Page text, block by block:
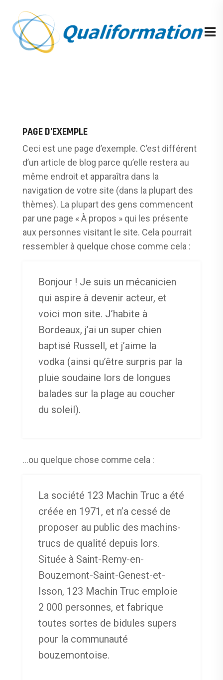
PAGE D’EXEMPLE
Ceci est une page d’exemple. C’est différent
d’un article de blog parce qu’elle restera au
même endroit et apparaîtra dans la
navigation de votre site (dans la plupart des
thèmes). La plupart des gens commencent
par une page « À propos » qui les présente
aux personnes visitant le site. Cela pourrait
ressembler à quelque chose comme cela :
Bonjour ! Je suis un mécanicien
qui aspire à devenir acteur, et
voici mon site. J’habite à
Bordeaux, j’ai un super chien
baptisé Russell, et j’aime la
vodka (ainsi qu’être surpris par la
pluie soudaine lors de longues
balades sur la plage au coucher
du soleil).
…ou quelque chose comme cela :
La société 123 Machin Truc a été
créée en 1971, et n’a cessé de
proposer au public des machins-
trucs de qualité depuis lors.
Située à Saint-Remy-en-
Bouzemont-Saint-Genest-et-
Isson, 123 Machin Truc emploie
2 000 personnes, et fabrique
toutes sortes de bidules supers
pour la communauté
bouzemontoise.